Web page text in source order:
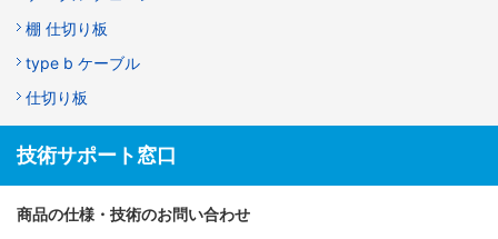
棚 仕切り板
type b ケーブル
仕切り板
技術サポート窓口
商品の仕様・技術のお問い合わせ